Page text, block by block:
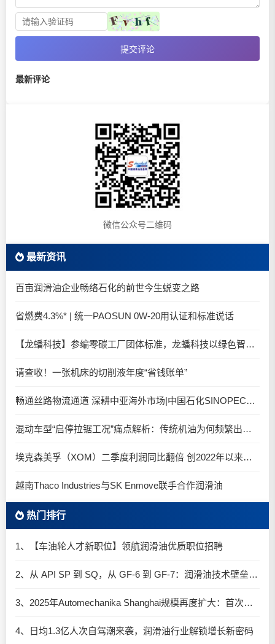
提交评论
最新评论
微信公众号二维码
最新资讯
百亩润滑油企业畅络石化的前世今生蜕变之路
省燃费4.3%* | 统一PAOSUN 0W-20用认证和标准说话
【龙蟠科技】参编零碳工厂团体标准，龙蟠科技以绿色智造锚定零碳未来
请查收！一张机床的切削液年度“省钱账单”
畅通丝路物流通道 深耕中亚海外市场|中国石化SINOPEC润滑油北京-阿拉木图图定班列顺利抵达
混动车型“启停拉锯工况”痛点解析：传统机油为何频繁出现油泥堆积？
埃克森美孚（XOM）二季度利润同比翻倍 创2022年以来新高
越南Thaco Industries与SK Enmove联手合作润滑油
热门排行
1、【车油轮人才新职位】领航润滑油优质职位招聘
2、从 API SP 到 SQ，从 GF-6 到 GF-7：润滑油技术壁垒再升高，你准备好了吗？
3、2025年Automechanika Shanghai规模再度扩大：首次启用国家会展中心（上海）全部15个展馆
4、日均1.3亿人次自驾潮来袭，润滑油行业解锁增长新密码​